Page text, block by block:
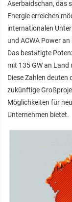
Aserbaidschan, das
Energie erreichen
internationalen
und ACWA Power
Das bestätigte
mit 135 GW an Land
Diese Zahlen
zukünftige
Möglichkeiten für
Unternehmen bietet.